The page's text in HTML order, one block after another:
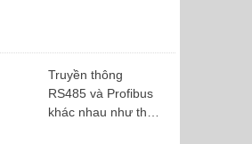
Truyền thông
RS485 và Profibus
khác nhau như thế